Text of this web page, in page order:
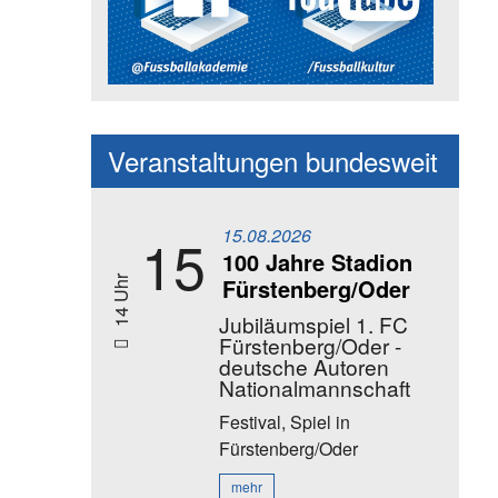
Social Media Kanäle der
Veranstaltungen bundesweit
14 Uhr 15 15.08.2026
100 Jahre Stadion
Fürstenberg/Oder
Jubiläumspiel 1. FC
Fürstenberg/Oder -
deutsche Autoren
Nationalmannschaft
Festival, Spiel in
Fürstenberg/Oder
mehr